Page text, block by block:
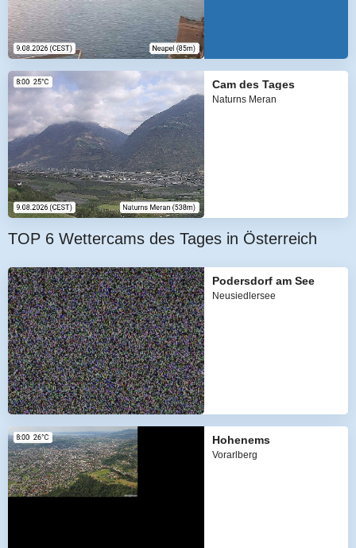
Cam des Tages
Naturns Meran
TOP 6 Wettercams des Tages in Österreich
Podersdorf am See
Neusiedlersee
Hohenems
Vorarlberg